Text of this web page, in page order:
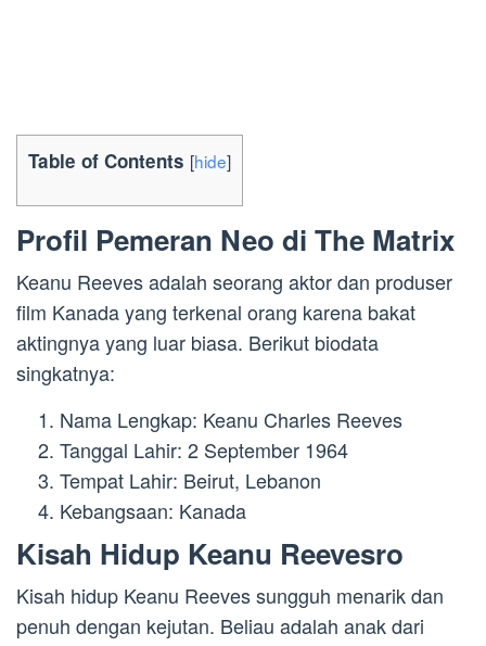
Table of Contents [hide]
Profil Pemeran Neo di The Matrix
Keanu Reeves adalah seorang aktor dan produser
film Kanada yang terkenal orang karena bakat
aktingnya yang luar biasa. Berikut biodata
singkatnya:
Nama Lengkap: Keanu Charles Reeves
Tanggal Lahir: 2 September 1964
Tempat Lahir: Beirut, Lebanon
Kebangsaan: Kanada
Kisah Hidup Keanu Reevesro
Kisah hidup Keanu Reeves sungguh menarik dan
penuh dengan kejutan. Beliau adalah anak dari